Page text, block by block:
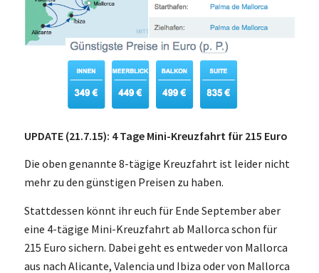
UPDATE (21.7.15): 4 Tage Mini-Kreuzfahrt für 215 Euro
Die oben genannte 8-tägige Kreuzfahrt ist leider nicht
mehr zu den günstigen Preisen zu haben.
Stattdessen könnt ihr euch für Ende September aber
eine 4-tägige Mini-Kreuzfahrt ab Mallorca schon für
215 Euro sichern. Dabei geht es entweder von Mallorca
aus nach Alicante, Valencia und Ibiza oder von Mallorca